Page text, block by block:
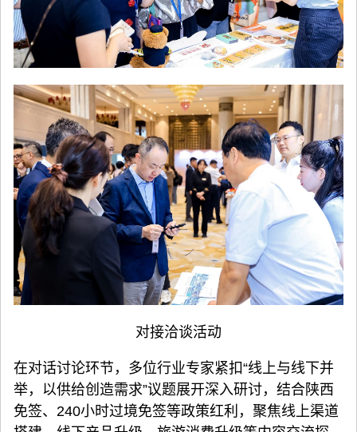
对接洽谈活动
在对话讨论环节，多位行业专家紧扣“线上与线下并
举，以供给创造需求”议题展开深入研讨，结合陕西
免签、240小时过境免签等政策红利，聚焦线上渠道